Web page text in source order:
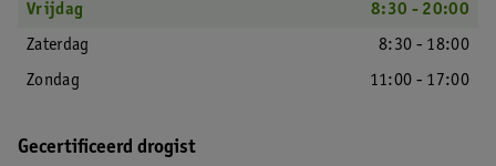
Vrijdag
8:30 - 20:00
Zaterdag
8:30 - 18:00
Zondag
11:00 - 17:00
Gecertificeerd drogist